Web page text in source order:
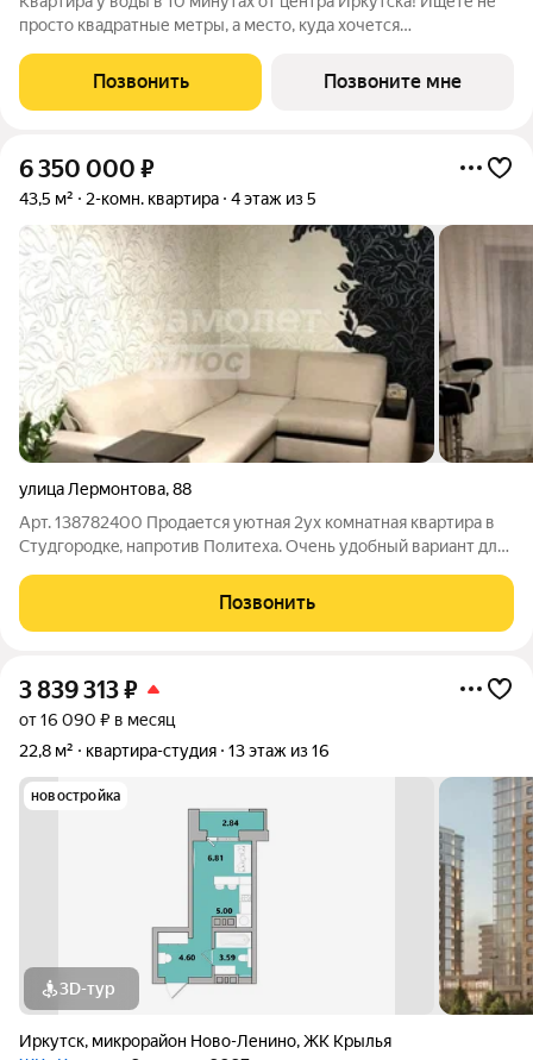
просто квадратные метры, а место, куда хочется
уникальный жилой комплекс на первой береговой линии,
расположенный на живописном полуострове в
Позвонить Позвоните мне
6 350 000 ₽
43,5 м² 2-комн. квартира 4 этаж из 5
улица Лермонтова,88
Арт. 138782400 Пpoдаетcя уютная 2ух кoмнатная квартирa в
Студгoрoдкe, напротив Политеха. Очень удобный вариант для
легко сдается. Удобная планировка. Изoлиpовaннaя cпaльня,
coвмeщeнный
Позвонить
3 839 313₽
от 16 090 ₽ в месяц
22,8 м²
квартира-студия 13 этаж из 16
новостройка
3D-тур
Иркутск, микрорайон Ново-Ленино,ЖК Крылья